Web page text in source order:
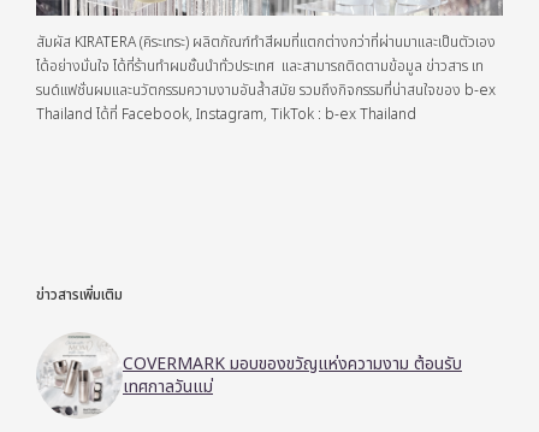
สัมผัส KIRATERA (คิระเทระ) ผลิตภัณฑ์ทำสีผมที่แตกต่างกว่าที่ผ่านมาและเป็นตัวเอง
ได้อย่างมั่นใจ ได้ที่ร้านทำผมชั้นนำทั่วประเทศ และสามารถติดตามข้อมูล ข่าวสาร เท
รนด์แฟชั่นผมและนวัตกรรมความงามอันล้ำสมัย รวมถึงกิจกรรมที่น่าสนใจของ b-ex
Thailand ได้ที่ Facebook, Instagram, TikTok : b-ex Thailand
ข่าวสารเพิ่มเติม
COVERMARK มอบของขวัญแห่งความงาม ต้อนรับ
เทศกาลวันแม่